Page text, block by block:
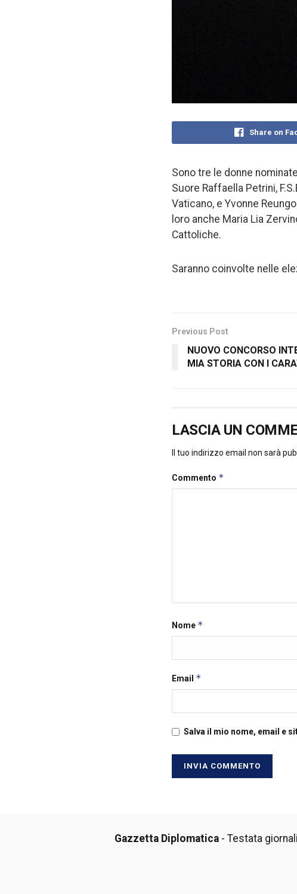
Share on
Sono tre le donne
Suore Raffaella Petrini,
Vaticano, e Yvonne
loro anche Maria Lia
Cattoliche.
Saranno coinvolte nelle
Previous Post
NUOVO CONCORSO
MIA STORIA CON I
LASCIA UN
Il tuo indirizzo email non sarà
Commento *
Nome *
Email *
Salva il mio nome, email e
Gazzetta Diplomatica- Testata